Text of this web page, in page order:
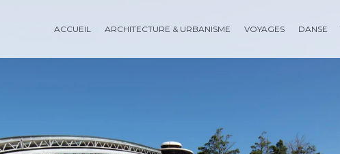
ACCUEIL ARCHITECTURE & URBANISME VOYAGES DANSE